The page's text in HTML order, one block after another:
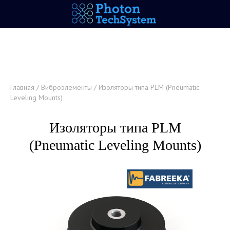
Главная / Виброэлементы / Изоляторы типа PLM (Pneumatic
Leveling Mounts)
Изоляторы типа PLM
(Pneumatic Leveling Mounts)